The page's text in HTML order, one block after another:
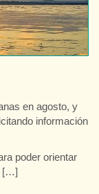
en agosto, y
información
poder orientar
[…]